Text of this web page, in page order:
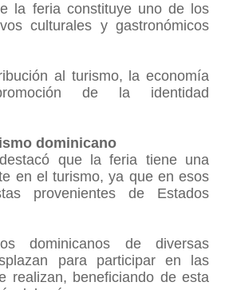
la feria constituye uno de los
culturales y gastronómicos
al turismo, la economía
de la identidad
dominicano
que la feria tiene una
en el turismo, ya que en esos
provenientes de Estados
dominicanos de diversas
para participar en las
realizan, beneficiando de esta